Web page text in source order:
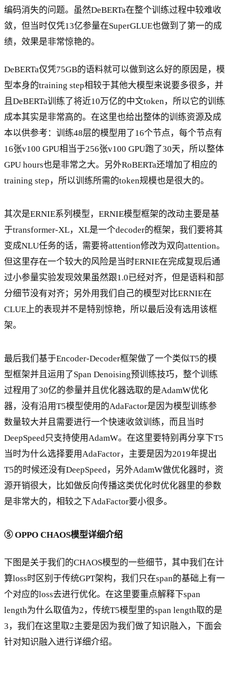
编码消失的问题。虽然DeBERTa在整个训练过程中较难收
敛，但当时仅凭13亿参量在SuperGLUE也做到了第一的成
绩，效果是非常惊艳的。
DeBERTa仅凭75GB的语料就可以做到这么好的原因是，模
型本身的training step相较于其他大模型来说要多很多，并
且DeBERTa训练了将近10万亿的中文token，所以它的训练
成本其实是非常高的。在这里也给出整体的训练资源及成
本以供参考：训练48层的模型用了16个节点，每个节点有
16张v100 GPU相当于256张v100 GPU跑了30天，所以整体
GPU hours也是非常之大。另外RoBERTa还增加了相应的
training step，所以训练所需的token规模也是很大的。
其次是ERNIE系列模型，ERNIE模型框架的改动主要是基
于transformer-XL，XL是一个decoder的框架，我们要将其
变成NLU任务的话，需要将attention修改为双向attention。
但这里存在一个较大的风险是当时ERNIE在完成复现后通
过小参量实验发现效果虽然跟1.0已经对齐，但是语料和部
分细节没有对齐；另外用我们自己的模型对比ERNIE在
CLUE上的表现并不是特别惊艳，所以最后没有选用该框
架。
最后我们基于Encoder-Decoder框架做了一个类似T5的模
型框架并且运用了Span Denoising预训练技巧，整个训练
过程用了30亿的参量并且优化器选取的是AdamW优化
器，没有沿用T5模型使用的AdaFactor是因为模型训练参
数量较大并且需要进行一个快速收敛训练，而且当时
DeepSpeed只支持使用AdamW。在这里要特别再分享下T5
当时为什么选择要用AdaFactor，主要是因为2019年提出
T5的时候还没有DeepSpeed，另外AdamW做优化器时，资
源开销很大，比如做反向传播这类优化时优化器里的参数
是非常大的，相较之下AdaFactor要小很多。
⑤ OPPO CHAOS模型详细介绍
下图是关于我们的CHAOS模型的一些细节，其中我们在计
算loss时区别于传统GPT架构，我们只在span的基础上有一
个对应的loss去进行优化。在这里要重点解释下span
length为什么取值为2，传统T5模型里的span length取的是
3，我们在这里取2主要是因为我们做了知识融入，下面会
针对知识融入进行详细介绍。